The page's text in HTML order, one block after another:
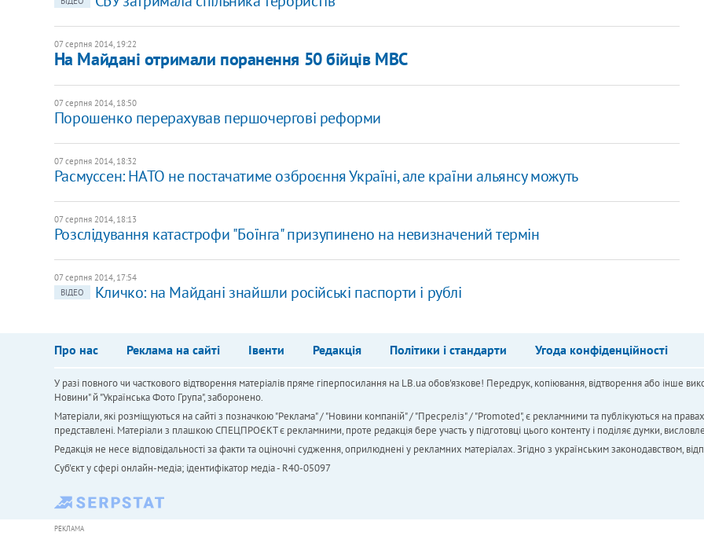
07 серпня 2014, 19:22
На Майдані отримали поранення 50 бійців МВС
07 серпня 2014, 18:50
Порошенко перерахував першочергові реформи
07 серпня 2014, 18:32
Расмуссен: НАТО не постачатиме озброєння Україні, але країни альянсу можуть
07 серпня 2014, 18:13
Розслідування катастрофи "Боїнга" призупинено на невизначений термін
07 серпня 2014, 17:54
ВІДЕО
Кличко: на Майдані знайшли російські паспорти і рублі
Про нас Реклама на сайті Івенти Редакція Політики і стандарти Угода конфіденційності
У разі повного чи часткового відтворення матеріалів пряме гіперпосилання на LB.ua обов'язкове! Передрук, копіювання, відтворення або інше
Новини" й "Українська Фото Група", заборонено.
Матеріали, які розміщуються на сайті з позначкою "Реклама" / "Новини компаній" / "Пресреліз" / "Promoted", є рекламними та публікуються на
представлені. Матеріали з плашкою СПЕЦПРОЄКТ є рекламними, проте редакція бере участь у підготовці цього контенту і поділяє думки,
Редакція не несе відповідальності за факти та оціночні судження, оприлюднені у рекламних матеріалах. Згідно з українським законодавством,
Cуб'єкт у сфері онлайн-медіа; ідентифікатор медіа - R40-05097
РЕКЛАМА